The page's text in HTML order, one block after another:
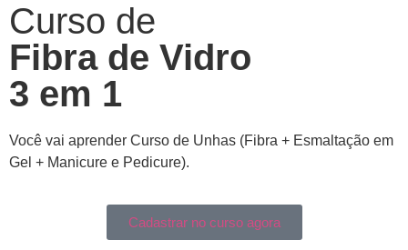
Curso de
Fibra de Vidro
3 em 1
Você vai aprender Curso de Unhas (Fibra + Esmaltação em
Gel + Manicure e Pedicure).
Cadastrar no curso agora